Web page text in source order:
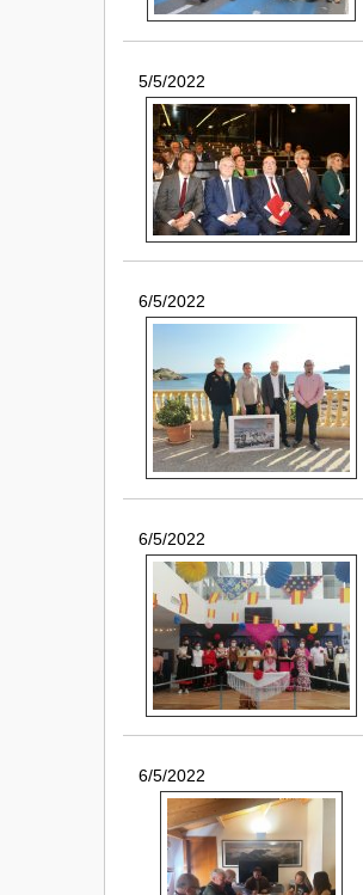
5/5/2022
6/5/2022
6/5/2022
6/5/2022